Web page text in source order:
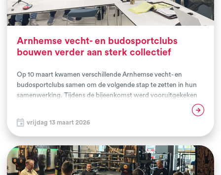
Arnhemse vecht- en budosportclubs
bouwen verder aan sterk collectief
Op 10 maart kwamen verschillende Arnhemse vecht- en
budosportclubs samen om de volgende stap te zetten in hun
samenwerking. Tijdens de bijeenkomst werd vooruitgekeken
Arnhem en hoe de samenwerking tussen de clubs verder kan
worden versterkt.
vrijdag 13 maart 2026